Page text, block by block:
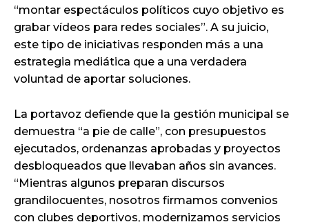
“montar espectáculos políticos cuyo objetivo es
grabar vídeos para redes sociales”. A su juicio,
este tipo de iniciativas responden más a una
estrategia mediática que a una verdadera
voluntad de aportar soluciones.
La portavoz defiende que la gestión municipal se
demuestra “a pie de calle”, con presupuestos
ejecutados, ordenanzas aprobadas y proyectos
desbloqueados que llevaban años sin avances.
“Mientras algunos preparan discursos
grandilocuentes, nosotros firmamos convenios
con clubes deportivos, modernizamos servicios